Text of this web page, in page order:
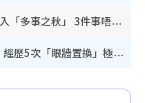
立秋2026｜8月7日立秋進入「多事之秋」 3件事唔做得！專家教6招開運 清枱頭／銀包納氣接好運
颱風白海豚料周日襲浙江！經歷5次「眼牆置換」極罕見 成登陸內地最長途颱風